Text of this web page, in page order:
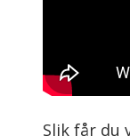
Slik får du